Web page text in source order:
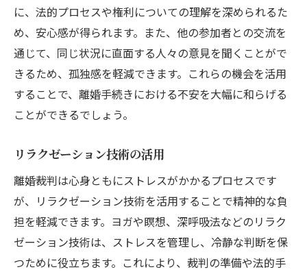
に、法的プロセスや権利についての理解を深められるた
め、安心感が得られます。また、他の参加者との交流を
通じて、同じ状況に直面する人々の意見を聞くことがで
きるため、孤独感を軽減できます。これらの機会を活用
することで、離婚手続きにおける不安を大幅に和らげる
ことができるでしょう。
リラクゼーション技術の活用
離婚裁判は心身ともにストレスがかかるプロセスです
が、リラクゼーション技術を活用することで精神的な負
担を軽減できます。ヨガや瞑想、深呼吸法などのリラク
ゼーション技術は、ストレスを管理し、冷静な判断を保
つために役立ちます。これにより、裁判の準備や法的手